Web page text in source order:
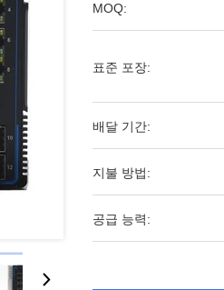
MOQ:
표준 포장:
배달 기간:
지불 방법:
공급 능력: